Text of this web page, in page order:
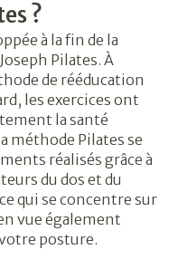
?
à la fin de la
Pilates. À
de rééducation
les exercices ont
la santé
méthode Pilates se
réalisés grâce à
du dos et du
qui se concentre sur
vue également
posture.